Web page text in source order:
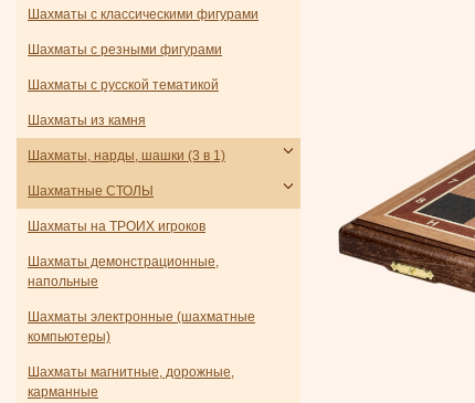
Шахматы с классическими фигурами
Шахматы с резными фигурами
Шахматы с русской тематикой
Шахматы из камня
Шахматы, нарды, шашки (3 в 1)
Шахматные СТОЛЫ
Шахматы на ТРОИХ игроков
Шахматы демонстрационные,
напольные
Шахматы электронные (шахматные
компьютеры)
Шахматы магнитные, дорожные,
карманные